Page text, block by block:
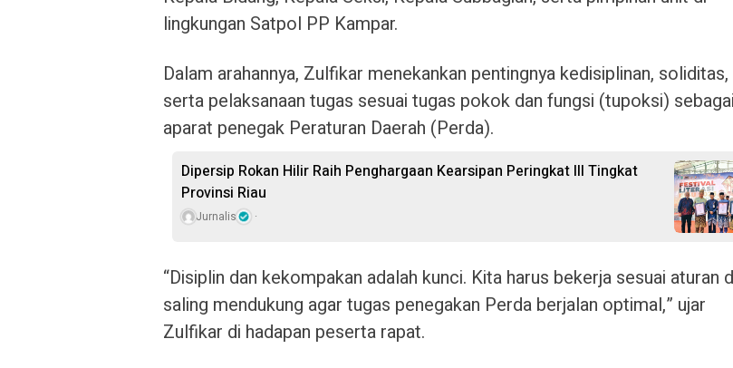
lingkungan Satpol PP Kampar.
Dalam arahannya, Zulfikar menekankan pentingnya kedisiplinan, soliditas,
serta pelaksanaan tugas sesuai tugas pokok dan fungsi (tupoksi) sebagai
aparat penegak Peraturan Daerah (Perda).
Dipersip Rokan Hilir Raih Penghargaan Kearsipan Peringkat III Tingkat
Provinsi Riau
Jurnalis
“Disiplin dan kekompakan adalah kunci. Kita harus bekerja sesuai aturan
saling mendukung agar tugas penegakan Perda berjalan optimal,” ujar
Zulfikar di hadapan peserta rapat.